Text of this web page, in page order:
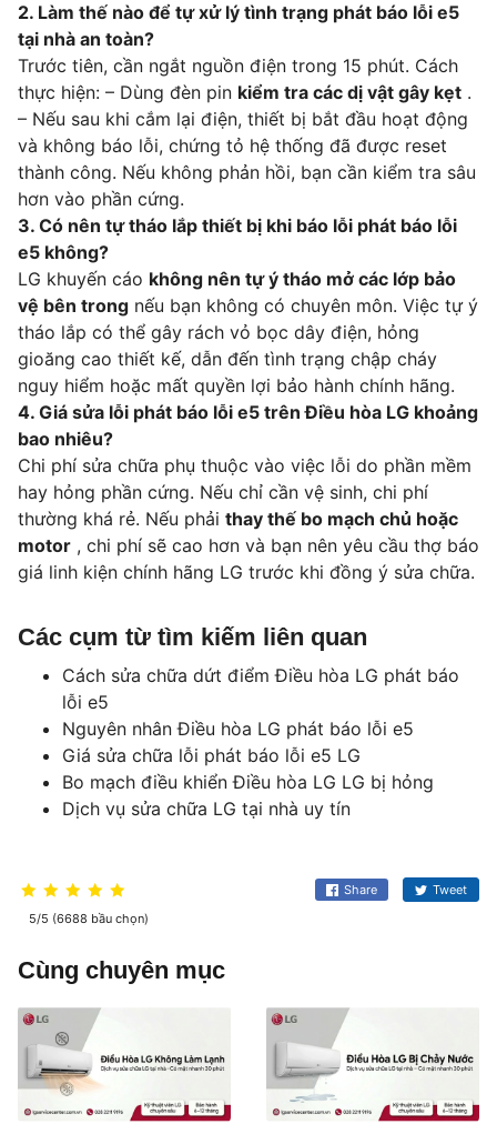
2. Làm thế nào để tự xử lý tình trạng phát báo lỗi e5
tại nhà an toàn?
Trước tiên, cần ngắt nguồn điện trong 15 phút. Cách
thực hiện: – Dùng đèn pin kiểm tra các dị vật gây kẹt .
– Nếu sau khi cắm lại điện, thiết bị bắt đầu hoạt động
và không báo lỗi, chứng tỏ hệ thống đã được reset
thành công. Nếu không phản hồi, bạn cần kiểm tra sâu
hơn vào phần cứng.
3. Có nên tự tháo lắp thiết bị khi báo lỗi phát báo lỗi
e5 không?
LG khuyến cáo không nên tự ý tháo mở các lớp bảo
vệ bên trong nếu bạn không có chuyên môn. Việc tự ý
tháo lắp có thể gây rách vỏ bọc dây điện, hỏng
gioăng cao thiết kế, dẫn đến tình trạng chập cháy
nguy hiểm hoặc mất quyền lợi bảo hành chính hãng.
4. Giá sửa lỗi phát báo lỗi e5 trên Điều hòa LG khoảng
bao nhiêu?
Chi phí sửa chữa phụ thuộc vào việc lỗi do phần mềm
hay hỏng phần cứng. Nếu chỉ cần vệ sinh, chi phí
thường khá rẻ. Nếu phải thay thế bo mạch chủ hoặc
motor , chi phí sẽ cao hơn và bạn nên yêu cầu thợ báo
giá linh kiện chính hãng LG trước khi đồng ý sửa chữa.
Các cụm từ tìm kiếm liên quan
Cách sửa chữa dứt điểm Điều hòa LG phát báo
lỗi e5
Nguyên nhân Điều hòa LG phát báo lỗi e5
Giá sửa chữa lỗi phát báo lỗi e5 LG
Bo mạch điều khiển Điều hòa LG LG bị hỏng
Dịch vụ sửa chữa LG tại nhà uy tín
5/5 (6688 bầu chọn)
Share Tweet
Cùng chuyên mục